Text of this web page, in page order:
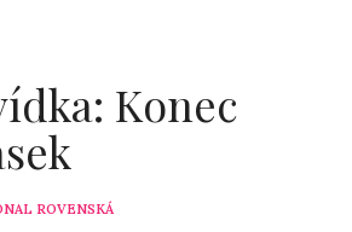
Konec
ROVENSKÁ